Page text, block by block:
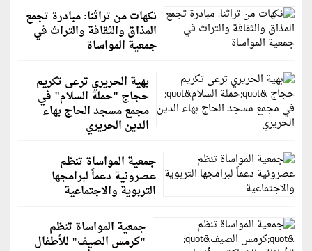
نكهات من تراثنا: مبادرة تجمع
المذاق والثقافة والتراث في
جمعية المواساة
بهية الحريري ترعى تكريم
حجاج "حملة السلام" في
مجمع مسجد الحاج بهاء
الدين الحريري
جمعية المواساة تنظم
عصرونية دعماً لبرامجها
التربوية والاجتماعية
جمعية المواساة تنظم
"كرمس الصيف" للأطفال